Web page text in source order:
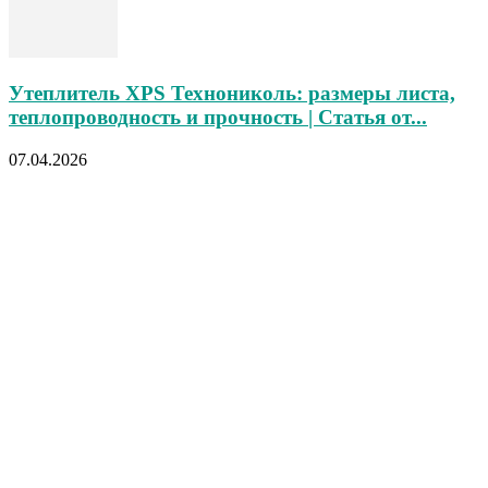
Утеплитель XPS Технониколь: размеры листа,
теплопроводность и прочность | Статья от...
07.04.2026